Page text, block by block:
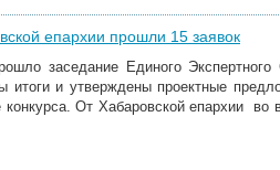
епархии прошли 15 заявок
заседание Единого Экспертного
итоги и утверждены проектные
конкурса. От Хабаровской епархии во